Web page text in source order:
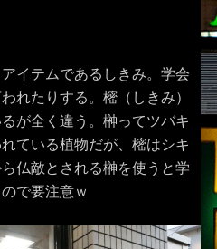
イテムであるしきみ。学会
れたりする。樒（しきみ）
が全く違う。榊ってツバキ
ている植物だが、樒はシキ
仏敵とされる榊を使うと学
で要注意ｗ